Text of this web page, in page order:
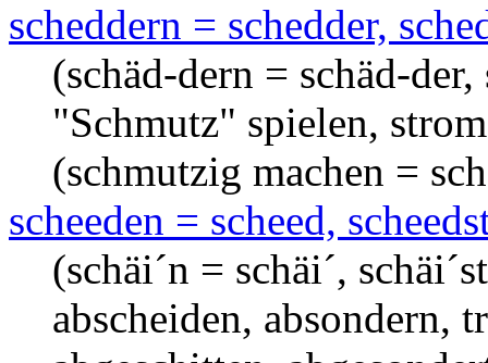
scheddern = schedder,
(schäd-dern = schäd-
"Schmutz" spielen,
(schmutzig machen =
scheeden = scheed,
(schäi´n = schäi´,
abscheiden, absondern,